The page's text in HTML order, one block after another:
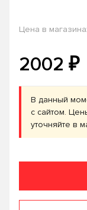
Цена в
2002 ₽
В данный
с сайтом.
уточняйте в